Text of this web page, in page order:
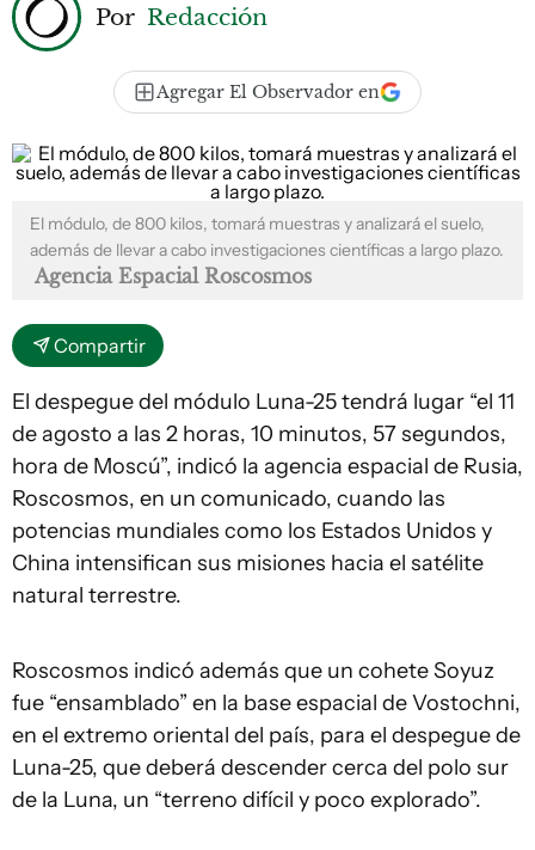
Por Redacción
Agregar El Observador en
El módulo, de 800 kilos, tomará muestras y analizará el suelo,
además de llevar a cabo investigaciones científicas a largo plazo.
Agencia Espacial Roscosmos
Compartir
El despegue del módulo Luna-25 tendrá lugar “el 11
de agosto a las 2 horas, 10 minutos, 57 segundos,
hora de Moscú”, indicó la agencia espacial de Rusia,
Roscosmos, en un comunicado, cuando las
potencias mundiales como los Estados Unidos y
China intensifican sus misiones hacia el satélite
natural terrestre.
Roscosmos indicó además que un cohete Soyuz
fue “ensamblado” en la base espacial de Vostochni,
en el extremo oriental del país, para el despegue de
Luna-25, que deberá descender cerca del polo sur
de la Luna, un “terreno difícil y poco explorado”.